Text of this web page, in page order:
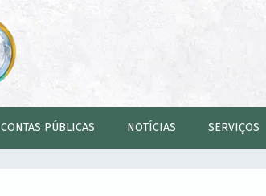
CONTAS PÚBLICAS NOTÍCIAS SERVIÇOS